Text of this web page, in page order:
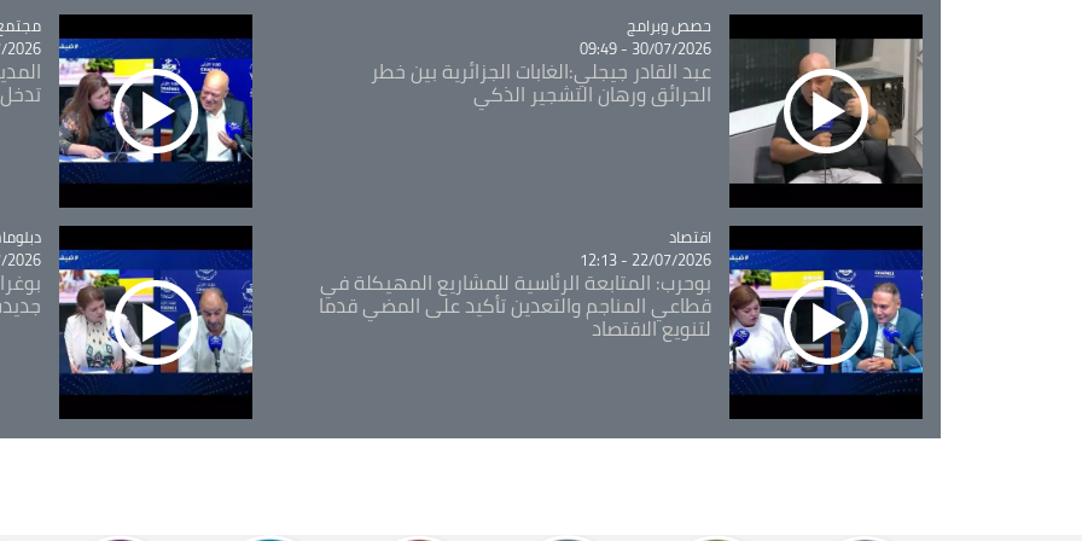
Catégorie
حصص وبرامج
30/07/2026 - 09:49
عبد القادر جيجلي:الغابات الجزائرية بين خطر
الحرائق ورهان التشجير الذكي
- 10:18
Catégorie
اقتصاد
22/07/2026 - 12:13
بوحرب: المتابعة الرئاسية للمشاريع المهيكلة في
قطاعي المناجم والتعدين تأكيد على المضي قدما
لتنويع الاقتصاد
- 11:46